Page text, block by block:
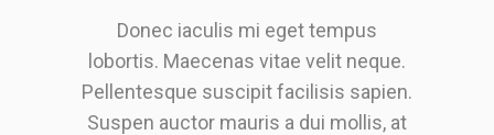
Donec iaculis mi eget tempus
lobortis. Maecenas vitae velit neque.
Pellentesque suscipit facilisis sapien.
Suspen auctor mauris a dui mollis, at